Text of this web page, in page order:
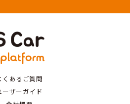
くあるご質問
ーザーガイド